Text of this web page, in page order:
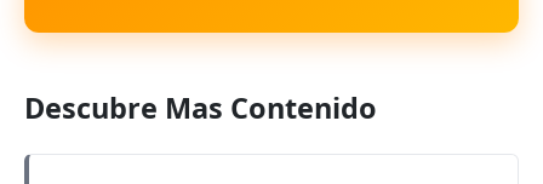
Descubre Mas Contenido